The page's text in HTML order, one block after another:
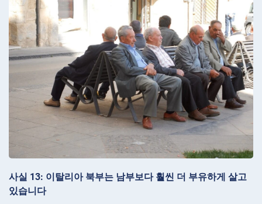
사실 13: 이탈리아 북부는 남부보다 훨씬 더 부유하게 살고
있습니다